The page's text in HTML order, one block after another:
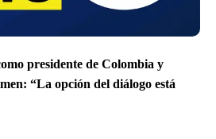
presidente de Colombia y
“La opción del diálogo está